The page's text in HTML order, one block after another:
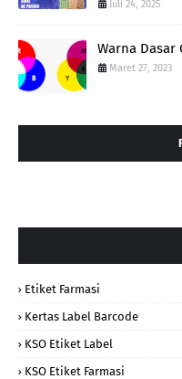
Juli 24, 2025
Warna Dasar
Maret 27, 2023
Etiket Farmasi
Kertas Label Barcode
KSO Etiket Label
KSO Etiket Farmasi